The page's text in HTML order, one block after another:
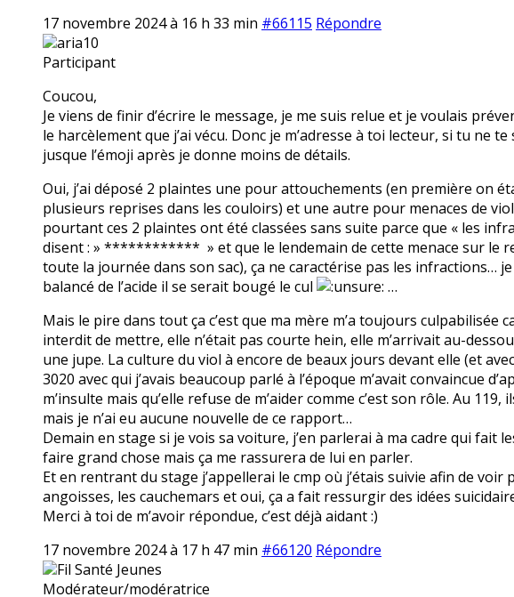
17 novembre 2024 à 16 h 33 min #66115 Répondre
aria10
Participant
Coucou,
Je viens de finir d’écrire le message, je me suis relue et je voulais
le harcèlement que j’ai vécu. Donc je m’adresse à toi lecteur, si tu
jusque l’émoji après je donne moins de détails.
Oui, j’ai déposé 2 plaintes une pour attouchements (en première on
plusieurs reprises dans les couloirs) et une autre pour menaces de
pourtant ces 2 plaintes ont été classées sans suite parce que « les
disent : » ************ » et que le lendemain de cette menace sur le
toute la journée dans son sac), ça ne caractérise pas les infractions…
balancé de l’acide il se serait bougé le cul
…
Mais le pire dans tout ça c’est que ma mère m’a toujours culpabilisée
interdit de mettre, elle n’était pas courte hein, elle m’arrivait au-
une jupe. La culture du viol à encore de beaux jours devant elle (et
3020 avec qui j’avais beaucoup parlé à l’époque m’avait convaincue
m’insulte mais qu’elle refuse de m’aider comme c’est son rôle. Au
mais je n’ai eu aucune nouvelle de ce rapport…
Demain en stage si je vois sa voiture, j’en parlerai à ma cadre qui fait
faire grand chose mais ça me rassurera de lui en parler.
Et en rentrant du stage j’appellerai le cmp où j’étais suivie afin de
angoisses, les cauchemars et oui, ça a fait ressurgir des idées
Merci à toi de m’avoir répondue, c’est déjà aidant :)
17 novembre 2024 à 17 h 47 min #66120 Répondre
Fil Santé Jeunes
Modérateur/modératrice